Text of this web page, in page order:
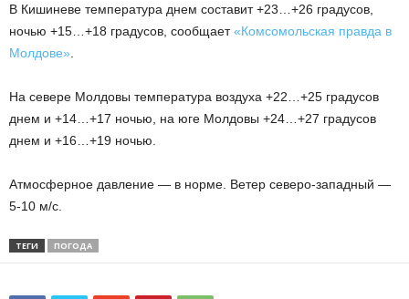
В Кишиневе температура днем составит +23…+26 градусов,
ночью +15…+18 градусов, сообщает«Комсомольская правда в
Молдове»
На севере Молдовы температура воздуха +22…+25 градусов
днем и +14…+17 ночью, на юге Молдовы +24…+27 градусов
днем и +16…+19 ночью.
Атмосферное давление — в норме. Ветер северо-западный —
5-10 м/с.
ТЕГИ ПОГОДА